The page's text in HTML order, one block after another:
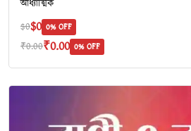
আধ্যাত্মিক
$0$0 0% OFF
₹0.00₹0.00 0% OFF